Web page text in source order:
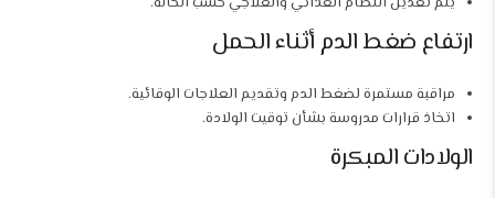
ارتفاع ضغط الدم أثناء الحمل
مراقبة مستمرة لضغط الدم وتقديم العلاجات الوقائية.
اتخاذ قرارات مدروسة بشأن توقيت الولادة.
الولادات المبكرة